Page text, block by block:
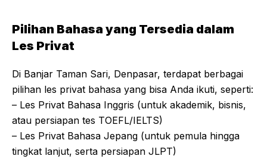
Pilihan Bahasa yang Tersedia dalam
Les Privat
Di Banjar Taman Sari, Denpasar, terdapat berbagai
pilihan les privat bahasa yang bisa Anda ikuti, seperti:
– Les Privat Bahasa Inggris (untuk akademik, bisnis,
atau persiapan tes TOEFL/IELTS)
– Les Privat Bahasa Jepang (untuk pemula hingga
tingkat lanjut, serta persiapan JLPT)